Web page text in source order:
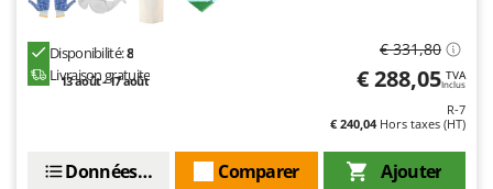
Disponibilité:8
Livraison gratuite
13 août - 17 août
€ 331,80
€ 288,05 TVA
Inclus
R-7
€ 240,04Hors taxes (HT)
Ajouter
Comparer
Données techniques